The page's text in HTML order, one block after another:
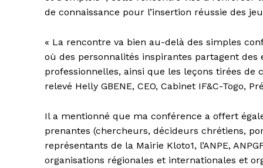
de connaissance pour l’insertion réussie des
« La rencontre va bien au-delà des simples
où des personnalités inspirantes partagent
professionnelles, ainsi que les leçons tirées de
relevé Helly GBENE, CEO, Cabinet IF&C-Togo,
Il a mentionné que ma conférence a offert
prenantes (chercheurs, décideurs chrétiens,
représentants de la Mairie Kloto1, l’ANPE,
organisations régionales et internationales et